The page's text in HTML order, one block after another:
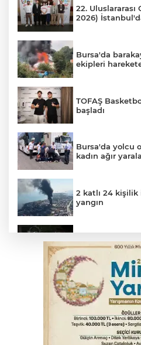
22. Uluslararası
2026)
Bursa'da
ekipleri
TOFAŞ
başladı
Bursa'da yolcu
kadın ağır
2 katlı 24
yangın
duvarına tosladı
Uludağ İçecek,
sponsoru oldu
Erguvan
geleceğe